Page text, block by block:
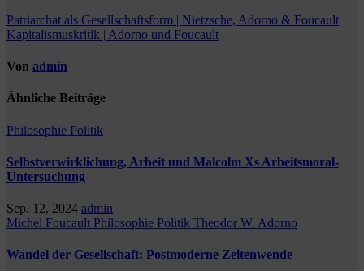
Beitragsnavigation
Patriarchat als Gesellschaftsform | Nietzsche, Adorno & Foucault
Kapitalismuskritik | Adorno und Foucault
Von admin
Ähnliche Beiträge
Philosophie Politik
Selbstverwirklichung, Arbeit und Malcolm Xs Arbeitsmoral-
Untersuchung
Sep. 12, 2024 admin
Michel Foucault Philosophie Politik Theodor W. Adorno
Wandel der Gesellschaft: Postmoderne Zeitenwende